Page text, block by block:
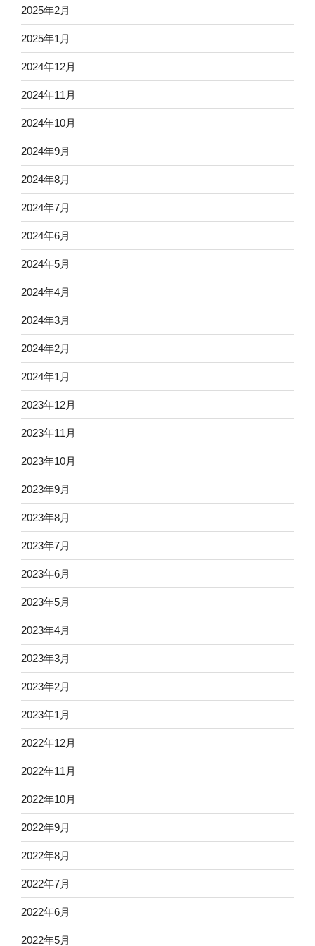
2025年2月
2025年1月
2024年12月
2024年11月
2024年10月
2024年9月
2024年8月
2024年7月
2024年6月
2024年5月
2024年4月
2024年3月
2024年2月
2024年1月
2023年12月
2023年11月
2023年10月
2023年9月
2023年8月
2023年7月
2023年6月
2023年5月
2023年4月
2023年3月
2023年2月
2023年1月
2022年12月
2022年11月
2022年10月
2022年9月
2022年8月
2022年7月
2022年6月
2022年5月